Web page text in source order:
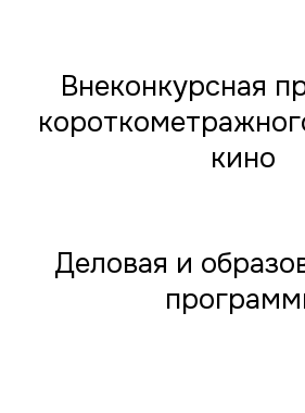
Внеконкурсная
кино
Деловая и